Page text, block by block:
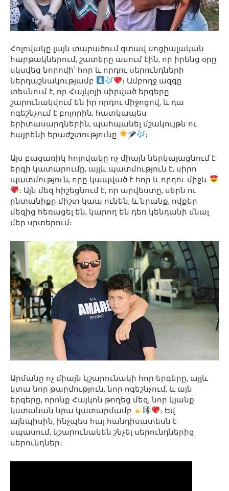
Հոլովակը լայն տարածում գտավ սոցիալական
հարթակներում, շատերը ասում էին, որ իրենց օրը
սկսվեց նորովի՝ հոր և որդու սերունդների
ներդաշնակությամբ
։ Ամբողջ ազգը
տեսնում է, որ Հայկոյի սիրված երգերը
շարունակվում են իր որդու միջոցով, և դա
ոգեշնչում է բոլորին, հատկապես
երիտասարդներին, պահպանել մշակույթն ու
հայրենի երաժշտությունը
։
Այս բացառիկ հոլովակը ոչ միայն ներկայացնում է
երգի կատարումը, այլև պատմություն է, սիրո
պատմություն, որը կապված է հոր և որդու միջև
։ Այն մեզ հիշեցնում է, որ արվեստը, սերն ու
ընտանիքը միշտ կապ ունեն, և նրանք, ովքեր
մեզից հեռացել են, կարող են դեռ կենդանի մնալ
մեր սրտերում։
Արմանը ոչ միայն կշարունակի հոր երգերը, այլև
կտա նոր թարմություն, նոր ոգեշնչում, և այն
երգերը, որոնք Հայկոն թողեց մեզ, նոր կյանք
կստանան նրա կատարմամբ
։ Եվ
այնպիսին, ինչպես հայ հանդիսատեսն է
սպասում, կշարունակեն շնչել սերունդներից
սերունդներ։